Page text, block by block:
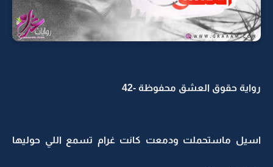
رواية حقوق العشق محفوظة -42
اسيل ماستحملت ودمعت كانت غرام تسمع اللي حوليها